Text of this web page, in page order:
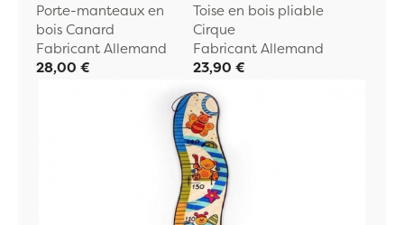
Porte-manteaux en
bois Canard
Fabricant Allemand
28,00 €
Toise en bois pliable
Cirque
Fabricant Allemand
23,90 €